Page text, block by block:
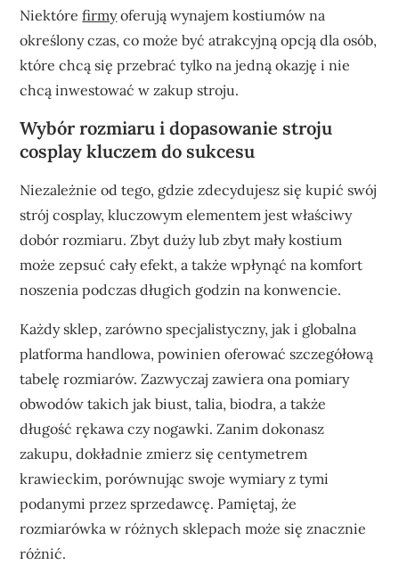
Niektórefirmyoferują wynajem kostiumów na
określony czas, co może być atrakcyjną opcją dla osób,
które chcą się przebrać tylko na jedną okazję i nie
chcą inwestować w zakup stroju.
Wybór rozmiaru i dopasowanie stroju
cosplay kluczem do sukcesu
Niezależnie od tego, gdzie zdecydujesz się kupić swój
strój cosplay, kluczowym elementem jest właściwy
dobór rozmiaru. Zbyt duży lub zbyt mały kostium
może zepsuć cały efekt, a także wpłynąć na komfort
noszenia podczas długich godzin na konwencie.
Każdy sklep, zarówno specjalistyczny, jak i globalna
platforma handlowa, powinien oferować szczegółową
tabelę rozmiarów. Zazwyczaj zawiera ona pomiary
obwodów takich jak biust, talia, biodra, a także
długość rękawa czy nogawki. Zanim dokonasz
zakupu, dokładnie zmierz się centymetrem
krawieckim, porównując swoje wymiary z tymi
podanymi przez sprzedawcę. Pamiętaj, że
rozmiarówka w różnych sklepach może się znacznie
różnić.